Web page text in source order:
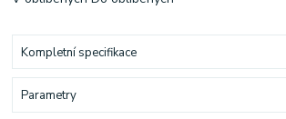
Kompletní specifikace
Parametry